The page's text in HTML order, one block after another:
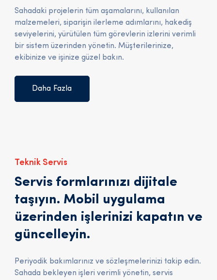
Sahadaki projelerin tüm aşamalarını, kullanılan
malzemeleri, siparişin ilerleme adımlarını, hakediş
seviyelerini, yürütülen tüm görevlerin izlerini verimli
bir sistem üzerinden yönetin. Müşterilerinize,
ekibinize ve işinize güzel bakın.
Daha Fazla
Teknik Servis
Servis formlarınızı dijitale
taşıyın. Mobil uygulama
üzerinden işlerinizi kapatın ve
güncelleyin.
Periyodik bakımlarınız ve sözleşmelerinizi takip edin.
Sahada bekleyen işleri verimli yönetin, servis